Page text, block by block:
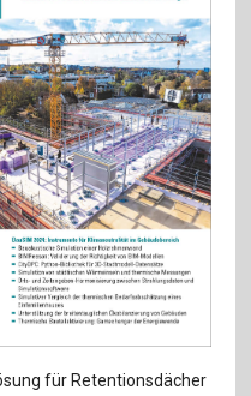
Sprache / Language: EN
für Retentionsdächer